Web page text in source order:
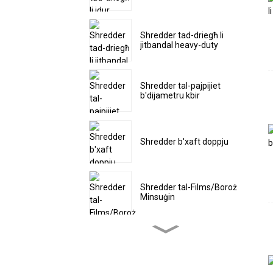
Shredder tad-driegħ li
jitbandal heavy-duty
Shredder tal-pajpijiet
b'dijametru kbir
Shredder b'xaft doppju
Shredder tal-Films/Boroż
Minsuġin